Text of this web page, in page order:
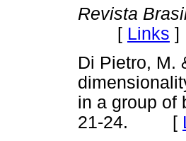
Revista
[ Links ]
Di Pietro, M.
in a group of
21-24. [